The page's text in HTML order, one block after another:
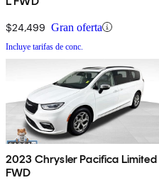
$24,499 Gran oferta
Incluye tarifas de conc.
2023 Chrysler Pacifica Limited
FWD